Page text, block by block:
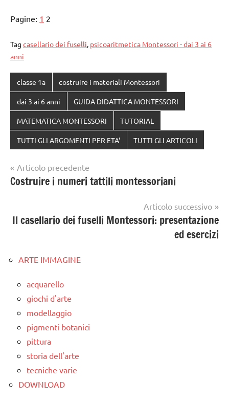
Pagine: 1 2
Tag casellario dei fuselli, psicoaritmetica Montessori - dai 3 ai 6
anni
classe 1a costruire i materiali Montessori
dai 3 ai 6 anni GUIDA DIDATTICA MONTESSORI
MATEMATICA MONTESSORI TUTORIAL
TUTTI GLI ARGOMENTI PER ETA' TUTTI GLI ARTICOLI
Navigazione
articoli
Articolo precedente
Costruire i numeri tattili montessoriani
Articolo successivo
Il casellario dei fuselli Montessori: presentazione
ed esercizi
ARTE IMMAGINE
acquarello
giochi d'arte
modellaggio
pigmenti botanici
pittura
storia dell'arte
tecniche varie
DOWNLOAD